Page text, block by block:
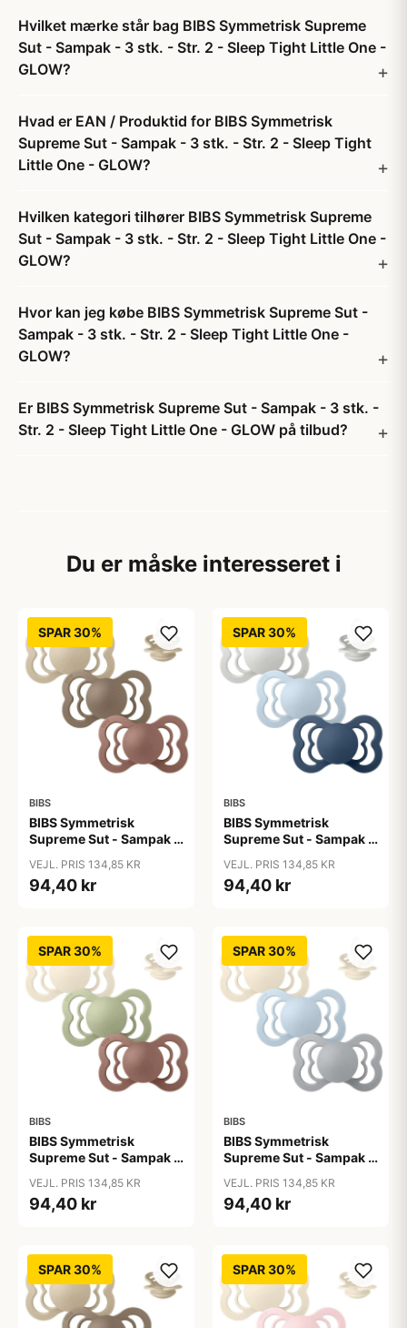
Hvilket mærke står bag BIBS Symmetrisk Supreme
Sut - Sampak - 3 stk. - Str. 2 - Sleep Tight Little One -
GLOW?
Hvad er EAN / Produktid for BIBS Symmetrisk
Supreme Sut - Sampak - 3 stk. - Str. 2 - Sleep Tight
Little One - GLOW?
Hvilken kategori tilhører BIBS Symmetrisk Supreme
Sut - Sampak - 3 stk. - Str. 2 - Sleep Tight Little One -
GLOW?
Hvor kan jeg købe BIBS Symmetrisk Supreme Sut -
Sampak - 3 stk. - Str. 2 - Sleep Tight Little One -
GLOW?
Er BIBS Symmetrisk Supreme Sut - Sampak - 3 stk. -
Str. 2 - Sleep Tight Little One - GLOW på tilbud?
Du er måske interesseret i
SPAR 30%
BIBS
BIBS Symmetrisk
Supreme Sut - Sampak -
Earth
VEJL. PRIS 134,85 KR
94,40 kr
SPAR 30%
BIBS
BIBS Symmetrisk
Supreme Sut - Sampak -
Storm
VEJL. PRIS 134,85 KR
94,40 kr
SPAR 30%
BIBS
BIBS Symmetrisk
Supreme Sut - Sampak -
Autumn
VEJL. PRIS 134,85 KR
94,40 kr
SPAR 30%
BIBS
BIBS Symmetrisk
Supreme Sut - Sampak -
Clear
VEJL. PRIS 134,85 KR
94,40 kr
SPAR 30% SPAR 30%